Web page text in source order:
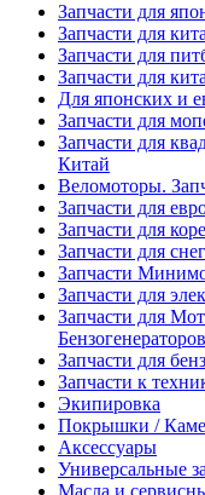
Запчасти для
Запчасти для
Запчасти для
Запчасти для
Для японских и
Запчасти для
Запчасти для
Китай
Веломоторы.
Запчасти для
Запчасти для
Запчасти для
Запчасти
Запчасти для
Запчасти для
Бензогенераторов
Запчасти для
Запчасти к
Экипировка
Покрышки /
Аксессуары
Универсальные
Масла и